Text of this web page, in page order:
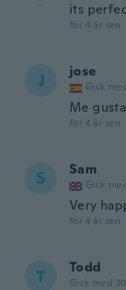
its
för 4 år sen
J jose
Gick
Me gusta
för 4 år sen
S Sam
Gick
Very
för 4 år sen
T Todd
Gick med